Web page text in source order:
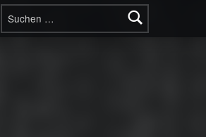
Suchen nach: